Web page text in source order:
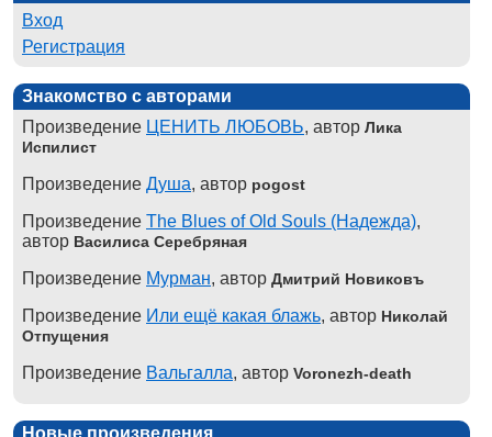
Вход
Регистрация
Знакомство с авторами
Произведение ЦЕНИТЬ ЛЮБОВЬ, автор Лика
Испилист
Произведение Душа, автор pogost
Произведение The Blues of Old Souls (Надежда),
автор Василиса Серебряная
Произведение Мурман, автор Дмитрий Новиковъ
Произведение Или ещё какая блажь, автор Николай
Отпущения
Произведение Вальгалла, автор Voronezh-death
Новые произведения